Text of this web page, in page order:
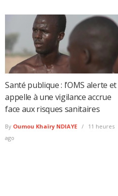
Santé publique : l’OMS alerte et
appelle à une vigilance accrue
face aux risques sanitaires
By Oumou Khaïry NDIAYE
11 heures
ago